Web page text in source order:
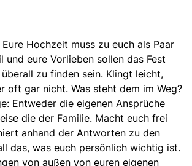
Hochzeit muss zu euch als Paar
und eure Vorlieben sollen das Fest
zu finden sein. Klingt leicht,
oft gar nicht. Was steht dem im Weg?
Entweder die eigenen Ansprüche
die der Familie. Macht euch frei
anhand der Antworten zu den
das, was euch persönlich wichtig ist.
von außen von euren eigenen